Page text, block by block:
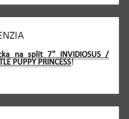
na split 7" INVIDIOSUS /
PUPPY PRINCESS!